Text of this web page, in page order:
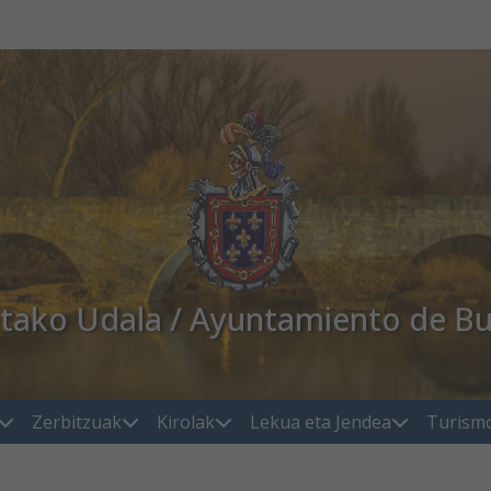
Udala / Ayuntamiento de
Zerbitzuak Kirolak Lekua eta Jendea